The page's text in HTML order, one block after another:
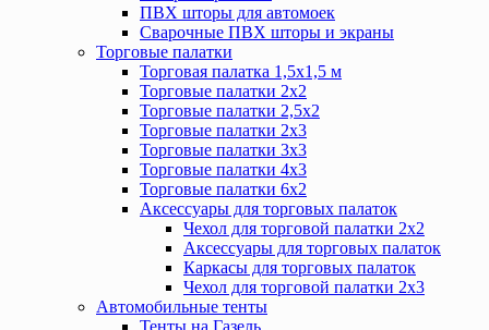
ПВХ шторы для автомоек
Сварочные ПВХ шторы и экраны
Торговые палатки
Торговая палатка 1,5х1,5 м
Торговые палатки 2х2
Торговые палатки 2,5х2
Торговые палатки 2х3
Торговые палатки 3х3
Торговые палатки 4х3
Торговые палатки 6х2
Аксессуары для торговых палаток
Чехол для торговой палатки 2х2
Аксессуары для торговых палаток
Каркасы для торговых палаток
Чехол для торговой палатки 2х3
Автомобильные тенты
Тенты на Газель